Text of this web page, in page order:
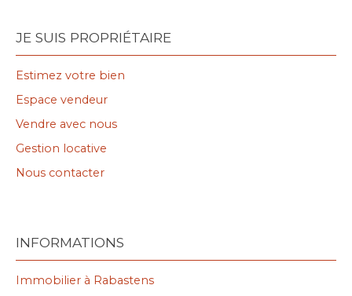
JE SUIS PROPRIÉTAIRE
Estimez votre bien
Espace vendeur
Vendre avec nous
Gestion locative
Nous contacter
INFORMATIONS
Immobilier à Rabastens